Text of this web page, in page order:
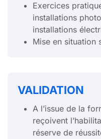
Exercices
installations
installations
Mise en situation
VALIDATION
A l’issue de la
reçoivent
réserve de